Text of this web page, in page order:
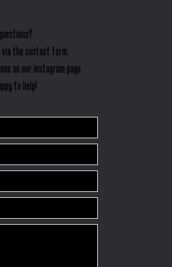
via the contact form.
on our instagram page.
to help!